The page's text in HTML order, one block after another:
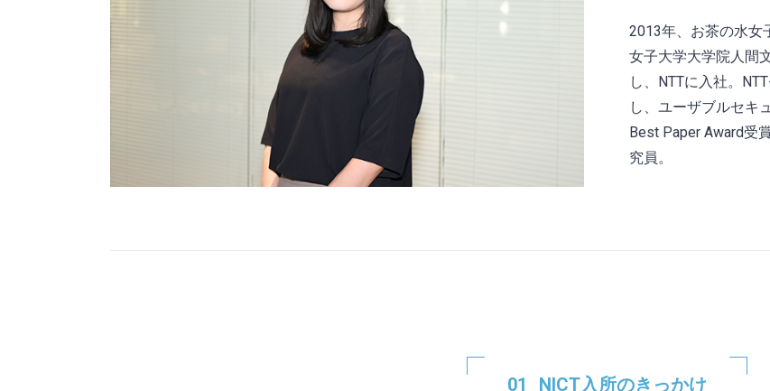
2013年、お茶の水女
女子大学大学院人間
し、NTTに入社。
し、ユーザブルセキ
Best Paper Award受
究員。
NICT入所のきっかけ